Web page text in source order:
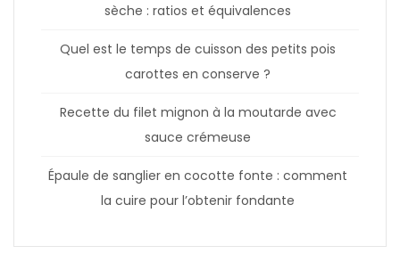
sèche : ratios et équivalences
Quel est le temps de cuisson des petits pois
carottes en conserve ?
Recette du filet mignon à la moutarde avec
sauce crémeuse
Épaule de sanglier en cocotte fonte : comment
la cuire pour l’obtenir fondante